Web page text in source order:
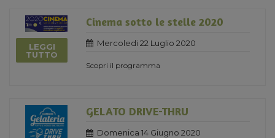
LEGGI
TUTTO
Cinema sotto le stelle 2020
Mercoledi 22 Luglio 2020
Scopri il programma
GELATO DRIVE-THRU
Domenica 14 Giugno 2020